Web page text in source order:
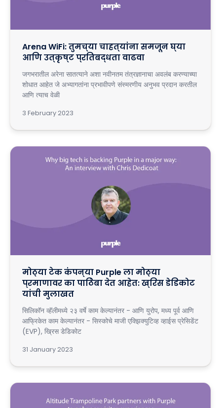
Arena WiFi: तुमच्या चाहत्यांना समजून घ्या
आणि उत्कृष्ट प्रतिबद्धता वाढवा
जगभरातील अरेना सातत्याने अशा नवीनतम तंत्रज्ञानाचा अवलंब करण्याच्या
शोधात आहेत जे अभ्यागतांना प्रभावीपणे संस्मरणीय अनुभव प्रदान करतील
आणि त्याच वेळी
3 February 2023
मोठ्या टेक कंपन्या Purple ला मोठ्या
प्रमाणावर का पाठिंबा देत आहेत: ख्रिस डेडिकोट
यांची मुलाखत
सिलिकॉन व्हॅलीमध्ये २३ वर्षे काम केल्यानंतर - आणि युरोप, मध्य पूर्व आणि
आफ्रिकेत काम केल्यानंतर - सिस्कोचे माजी एक्झिक्युटिव्ह व्हाईस प्रेसिडेंट
(EVP), ख्रिस डेडिकोट
31 January 2023